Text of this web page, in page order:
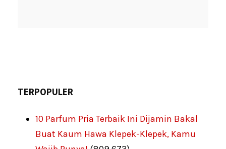
TERPOPULER
10 Parfum Pria Terbaik Ini Dijamin Bakal
Buat Kaum Hawa Klepek-Klepek, Kamu